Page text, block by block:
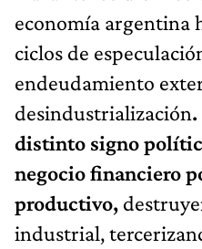
economía argentina
ciclos de
endeudamiento
desindustrialización
distinto signo
negocio financiero
productivo,
industrial,